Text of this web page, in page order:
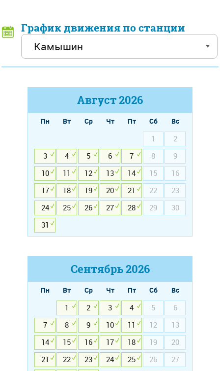
График движения по станции
Август2026
Пн Вт Ср Чт Пт Сб
Вс
1
2
3
4 5 6 7 8
9
10
11 12 13 14 15
16
17
18 19 20 21 22
23
24
25 26 27 28 29
30
31
Сентябрь2026
Пн Вт Ср Чт Пт Сб
Вс
1
2 3 4 5
6
7
8 9 10 11 12
13
14
15 16 17 18 19
20
21
22 23 24 25 26
27